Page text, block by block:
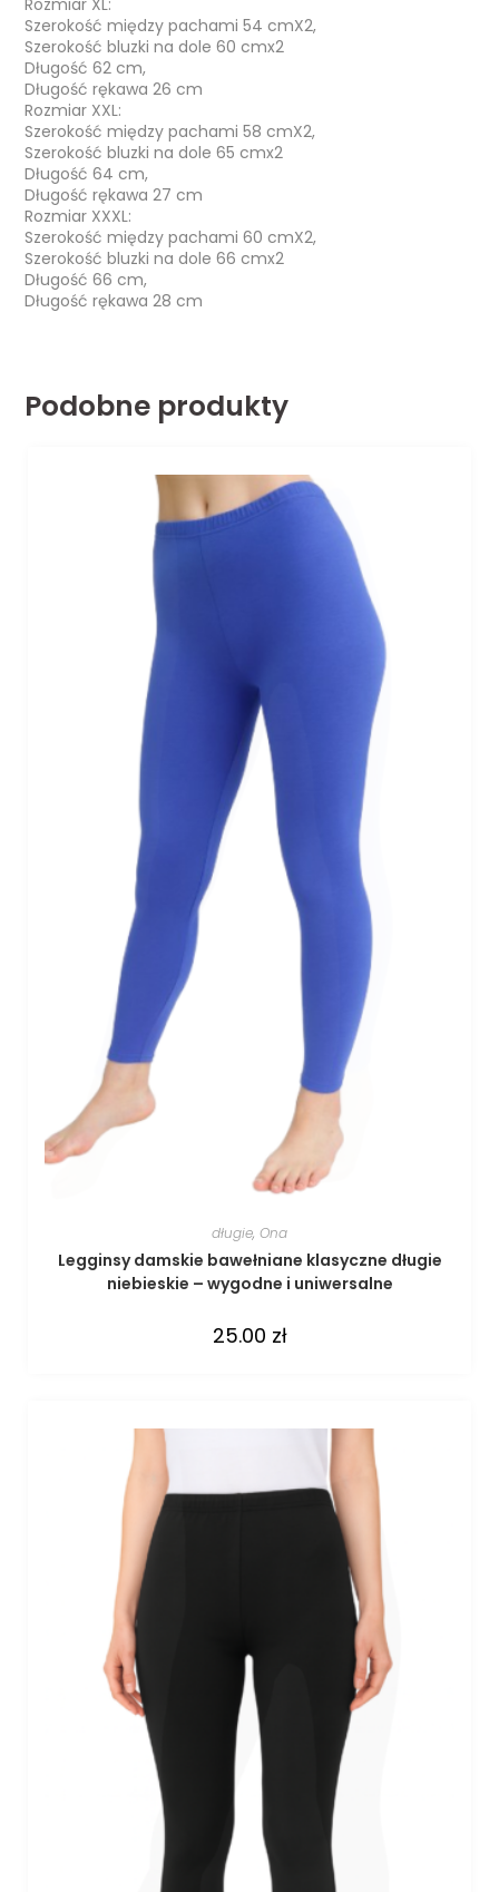
Szerokość między pachami 54 cmX2,
Szerokość bluzki na dole 60 cmx2
Długość 62 cm,
Długość rękawa 26 cm
Rozmiar XXL:
Szerokość między pachami 58 cmX2,
Szerokość bluzki na dole 65 cmx2
Długość 64 cm,
Długość rękawa 27 cm
Rozmiar XXXL:
Szerokość między pachami 60 cmX2,
Szerokość bluzki na dole 66 cmx2
Długość 66 cm,
Długość rękawa 28 cm
Podobne produkty
długie, Ona
Legginsy damskie bawełniane klasyczne długie
niebieskie – wygodne i uniwersalne
25.00 zł